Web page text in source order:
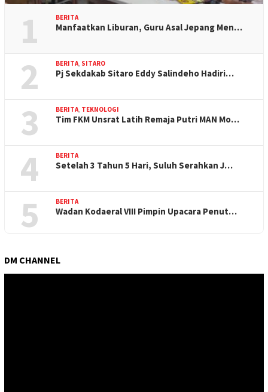
1 BERITA
Manfaatkan Liburan, Guru Asal Jepang Men…
2 BERITA, SITARO
Pj Sekdakab Sitaro Eddy Salindeho Hadiri…
3 BERITA, TEKNOLOGI
Tim FKM Unsrat Latih Remaja Putri MAN Mo…
4 BERITA
Setelah 3 Tahun 5 Hari, Suluh Serahkan J…
5 BERITA
Wadan Kodaeral VIII Pimpin Upacara Penut…
DM CHANNEL